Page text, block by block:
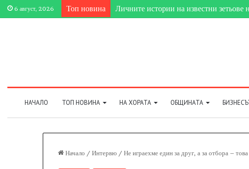
6 август, 2026 Топ новина Личните истории на известни зетьове
НАЧАЛО ТОП НОВИНА НА ХОРАТА ОБЩИНАТА
Начало / Интервю / Не играехме един за друг, а за отбора –